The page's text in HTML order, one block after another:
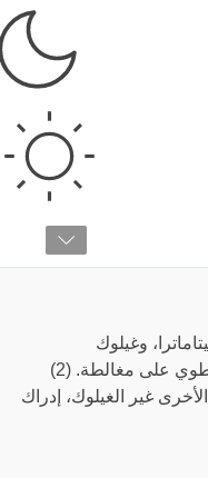
وغيلوك
سفاتانتريكا مدياميكا، إدراك حديث لا ينطوي على مغالطة. (2)
غير الغيلوك، إدراك